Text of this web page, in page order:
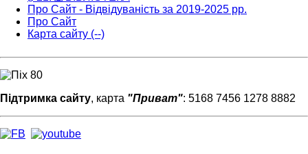
Про Сайт - Відвідуваність за 2019-2025 рр.
Про Сайт
Карта сайту (--)
Підтримка сайту, карта "Приват": 5168 7456 1278 8882